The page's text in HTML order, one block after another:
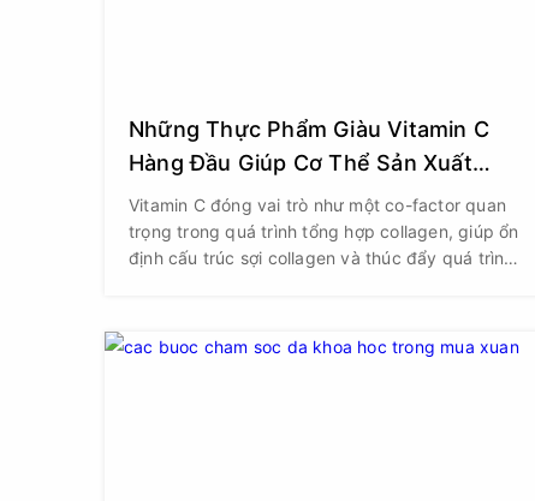
Những Thực Phẩm Giàu Vitamin C
Hàng Đầu Giúp Cơ Thể Sản Xuất
Collagen
Vitamin C đóng vai trò như một co-factor quan
trọng trong quá trình tổng hợp collagen, giúp ổn
định cấu trúc sợi collagen và thúc đẩy quá trình
tích cực bổ sung các thực phẩm giàu Vitamin C
như ổi, ớt chuông, cam, bưởi, kiwi, dâu tây, bông